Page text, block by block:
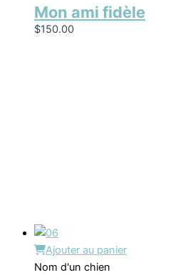
Mon ami fidèle
$150.00
Ajouter au panier
Nom d'un chien